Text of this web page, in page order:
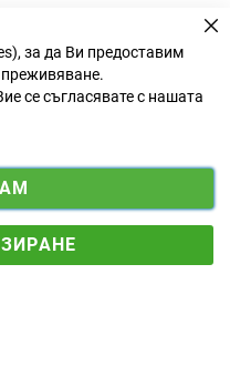
| Обменен курс:
y
o
u
за да Ви предоставим
се съгласявате с нашата